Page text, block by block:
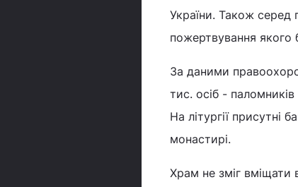
України. Також серед
пожертвування якого
За даними
тис. осіб - паломників
На літургії присутні
монастирі.
Храм не зміг вміщати